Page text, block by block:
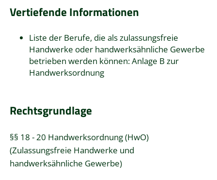
Vertiefende Informationen
Liste der Berufe, die als zulassungsfreie
Handwerke oder handwerksähnliche Gewerbe
betrieben werden können:Anlage B zur
Handwerksordnung
Rechtsgrundlage
§§ 18 - 20 Handwerksordnung (HwO)
(Zulassungsfreie Handwerke und
handwerksähnliche Gewerbe)